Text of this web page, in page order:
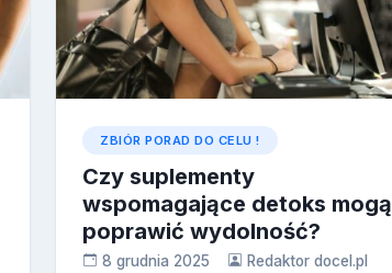
ZBIÓR PORAD DO CELU !
Czy suplementy
wspomagające detoks mogą
poprawić wydolność?
8 grudnia 2025 Redaktor docel.pl